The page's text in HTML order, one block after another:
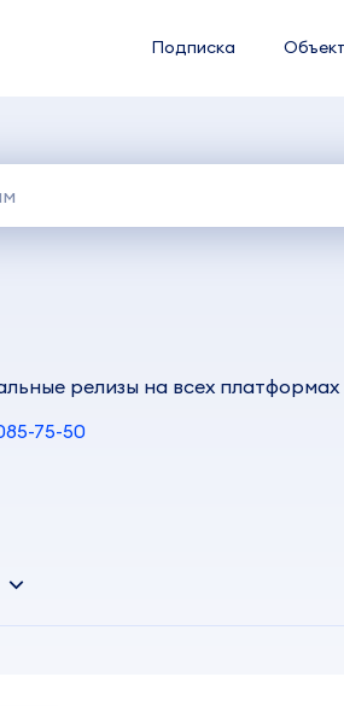
Подписка
релизы на всех платформах
75-50